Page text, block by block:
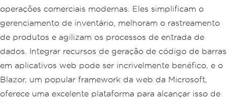
operações comerciais modernas. Eles simplificam o
gerenciamento de inventário, melhoram o rastreamento
de produtos e agilizam os processos de entrada de
dados. Integrar recursos de geração de código de barras
em aplicativos web pode ser incrivelmente benéfico, e o
Blazor, um popular framework da web da Microsoft,
oferece uma excelente plataforma para alcançar isso de